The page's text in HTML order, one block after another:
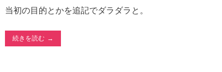
当初の目的とかを追記でダラダラと。
続きを読む